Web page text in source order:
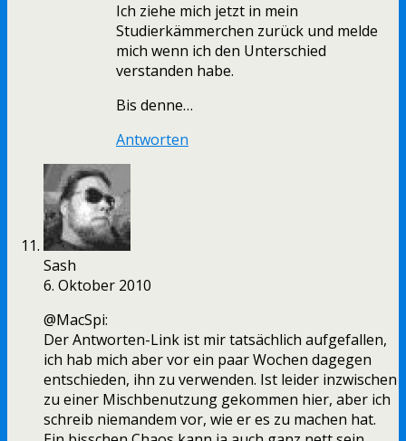
Ich ziehe mich jetzt in mein
Studierkämmerchen zurück und melde
mich wenn ich den Unterschied
verstanden habe.
Bis denne…
Antworten
Sash
6. Oktober 2010
@MacSpi:
Der Antworten-Link ist mir tatsächlich aufgefallen,
ich hab mich aber vor ein paar Wochen dagegen
entschieden, ihn zu verwenden. Ist leider inzwischen
zu einer Mischbenutzung gekommen hier, aber ich
schreib niemandem vor, wie er es zu machen hat.